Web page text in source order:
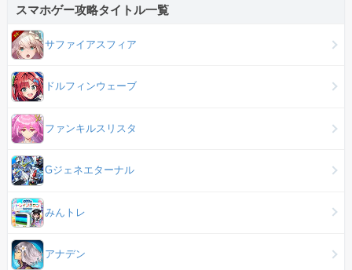
スマホゲー攻略タイトル一覧
サファイアスフィア
ドルフィンウェーブ
ファンキルスリスタ
Gジェネエターナル
みんトレ
アナデン